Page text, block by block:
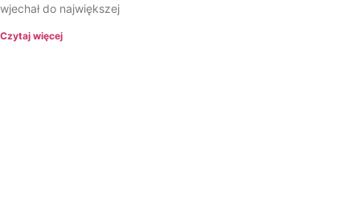
wjechał do największej
Czytaj więcej